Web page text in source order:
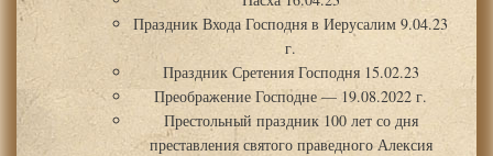
Праздник Входа Господня в Иерусалим 9.04.23
г.
Праздник Сретения Господня 15.02.23
Преображение Господне — 19.08.2022 г.
Престольный праздник 100 лет со дня
преставления святого праведного Алексия